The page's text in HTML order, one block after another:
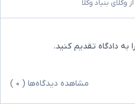
بنیاد وکلا
دادگاه تقدیم کنید.
مشاهده دیدگاه‌ها ( ۰